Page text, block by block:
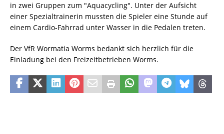
in zwei Gruppen zum "Aquacycling". Unter der Aufsicht
einer Spezialtrainerin mussten die Spieler eine Stunde auf
einem Cardio-Fahrrad unter Wasser in die Pedalen treten.
Der VfR Wormatia Worms bedankt sich herzlich für die
Einladung bei den Freizeitbetrieben Worms.